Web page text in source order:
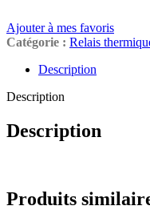
Ajouter à mes favoris
Catégorie : Relais
Description
Description
Description
Produits